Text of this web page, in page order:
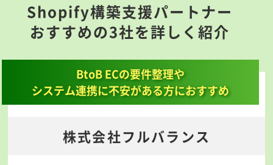
Shopify構築支援パートナー
おすすめの3社を詳しく紹介
BtoB ECの要件整理や
システム連携に不安がある方におすすめ
株式会社フルバランス